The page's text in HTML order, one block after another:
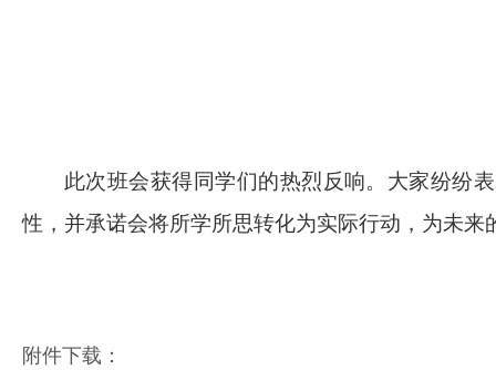
此次班会获得同学们的热烈反响。大家纷纷
性 ， 并承诺会将所学所思转化为实际行动，为未来
附件下载：